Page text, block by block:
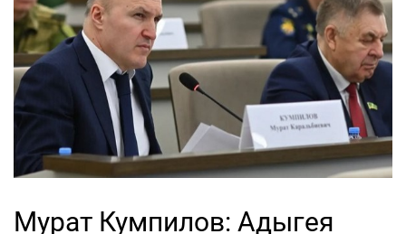
Мурат Кумпилов: Адыгея